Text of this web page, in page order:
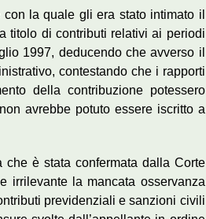
la quale gli era stato intimato il
titolo di contributi relativi ai periodi
1997, deducendo che avverso il
contestando che i rapporti
della contribuzione potessero
avrebbe potuto essere iscritto a
che è stata confermata dalla Corte
irrilevante la mancata osservanza
previdenziali e sanzioni civili